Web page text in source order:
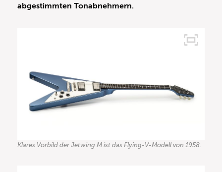
abgestimmten Tonabnehmern.
Klares Vorbild der Jetwing M ist das Flying-V-Modell von 1958.